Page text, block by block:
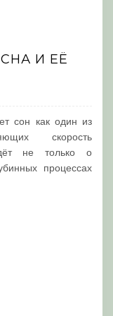
И ЕЁ
сон как один из
скорость
не только о
процессах